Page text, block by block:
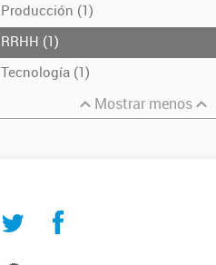
Producción (1)
RRHH (1)
Tecnología (1)
Mostrar menos